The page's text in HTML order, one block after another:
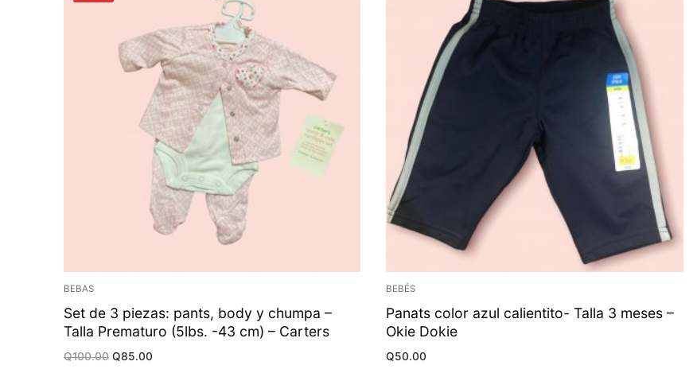
BEBAS
Set de 3 piezas: pants, body y chumpa –
Talla Prematuro (5lbs. -43 cm) – Carters
Q100.00 Original
Q85.00
BEBÉS
Panats color azul calientito- Talla 3 meses –
Okie Dokie
Q50.00